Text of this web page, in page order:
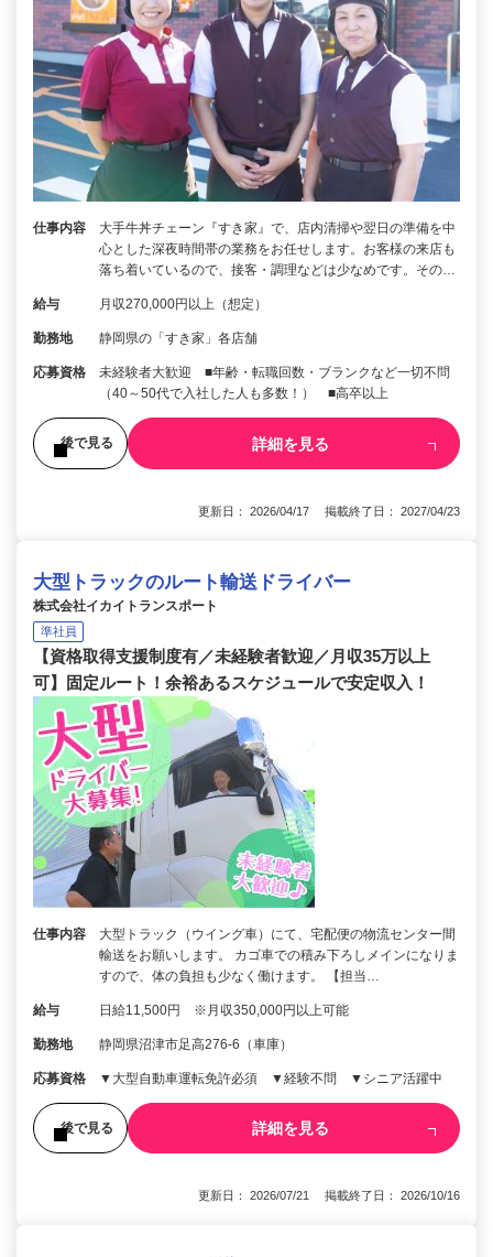
仕事内容
大手牛丼チェーン『すき家』で、店内清掃や翌日の準備を中
心とした深夜時間帯の業務をお任せします。お客様の来店も
落ち着いているので、接客・調理などは少なめです。その…
給与 月収270,000円以上（想定）
勤務地 静岡県の「すき家」各店舗
応募資格
未経験者大歓迎 ■年齢・転職回数・ブランクなど一切不問
（40～50代で入社した人も多数！） ■高卒以上
後で見る 詳細を見る
更新日： 2026/04/17 掲載終了日： 2027/04/23
大型トラックのルート輸送ドライバー
株式会社イカイトランスポート
準社員
【資格取得支援制度有／未経験者歓迎／月収35万以上
可】固定ルート！余裕あるスケジュールで安定収入！
仕事内容
大型トラック（ウイング車）にて、宅配便の物流センター間
輸送をお願いします。 カゴ車での積み下ろしメインになりま
すので、体の負担も少なく働けます。 【担当…
給与 日給11,500円 ※月収350,000円以上可能
勤務地 静岡県沼津市足高276-6（車庫）
応募資格 ▼大型自動車運転免許必須 ▼経験不問 ▼シニア活躍中
後で見る 詳細を見る
更新日： 2026/07/21 掲載終了日： 2026/10/16